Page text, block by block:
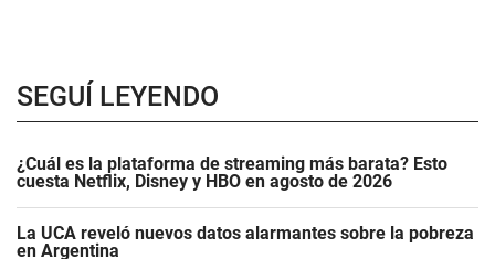
SEGUÍ LEYENDO
¿Cuál es la plataforma de streaming más barata? Esto
cuesta Netflix, Disney y HBO en agosto de 2026
La UCA reveló nuevos datos alarmantes sobre la pobreza
en Argentina